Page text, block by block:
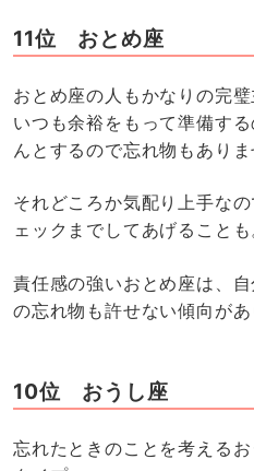
11位 おとめ座
おとめ座の人もかなりの完璧
いつも余裕をもって準備す
んとするので忘れ物もありま
それどころか気配り上手な
ェックまでしてあげることも
責任感の強いおとめ座は、
の忘れ物も許せない傾向があ
10位 おうし座
忘れたときのことを考える